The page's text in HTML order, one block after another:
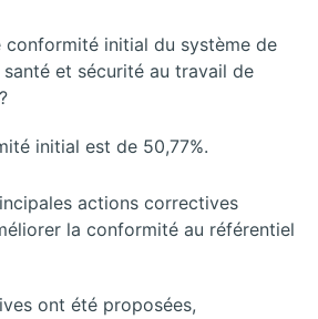
conformité initial du système de
et sécurité au travail de
initial est de 50,77%.
actions correctives
la conformité au référentiel
ont été proposées,